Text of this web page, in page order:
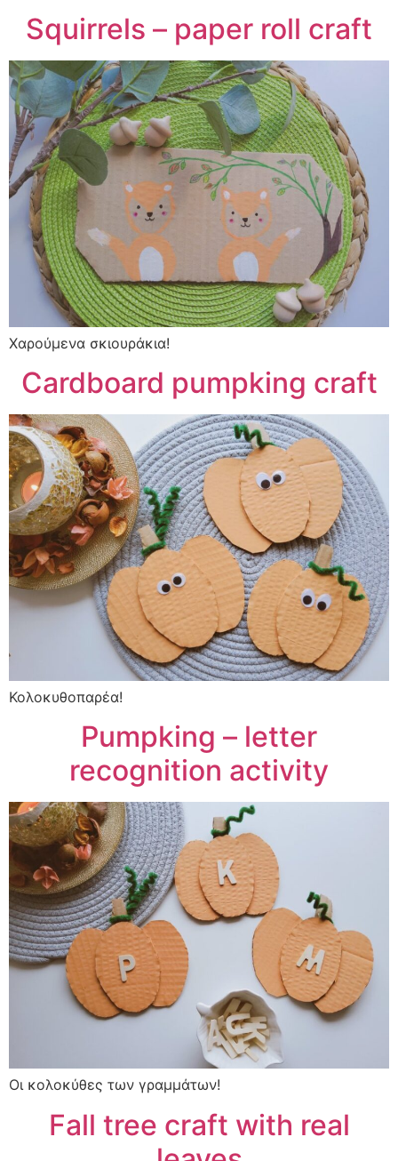
Squirrels – paper roll craft
Χαρούμενα σκιουράκια!
Cardboard pumpking craft
Κολοκυθοπαρέα!
Pumpking – letter
recognition activity
Οι κολοκύθες των γραμμάτων!
Fall tree craft with real